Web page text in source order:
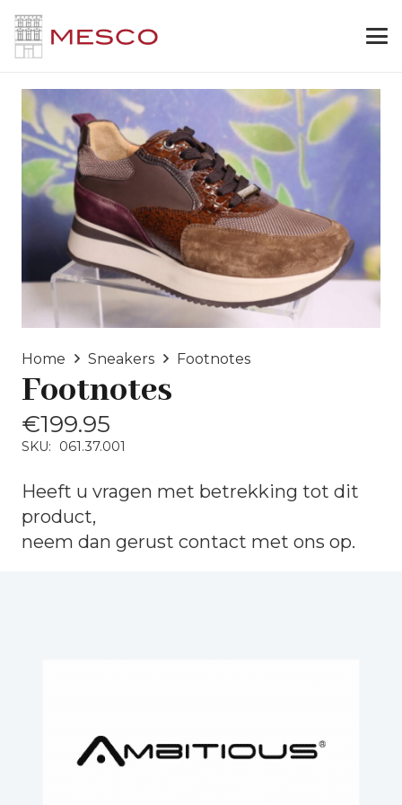
Home Sneakers Footnotes
Footnotes
€199.95
SKU: 061.37.001
Heeft u vragen met betrekking tot dit
product,
neem dan gerust contact met ons op.